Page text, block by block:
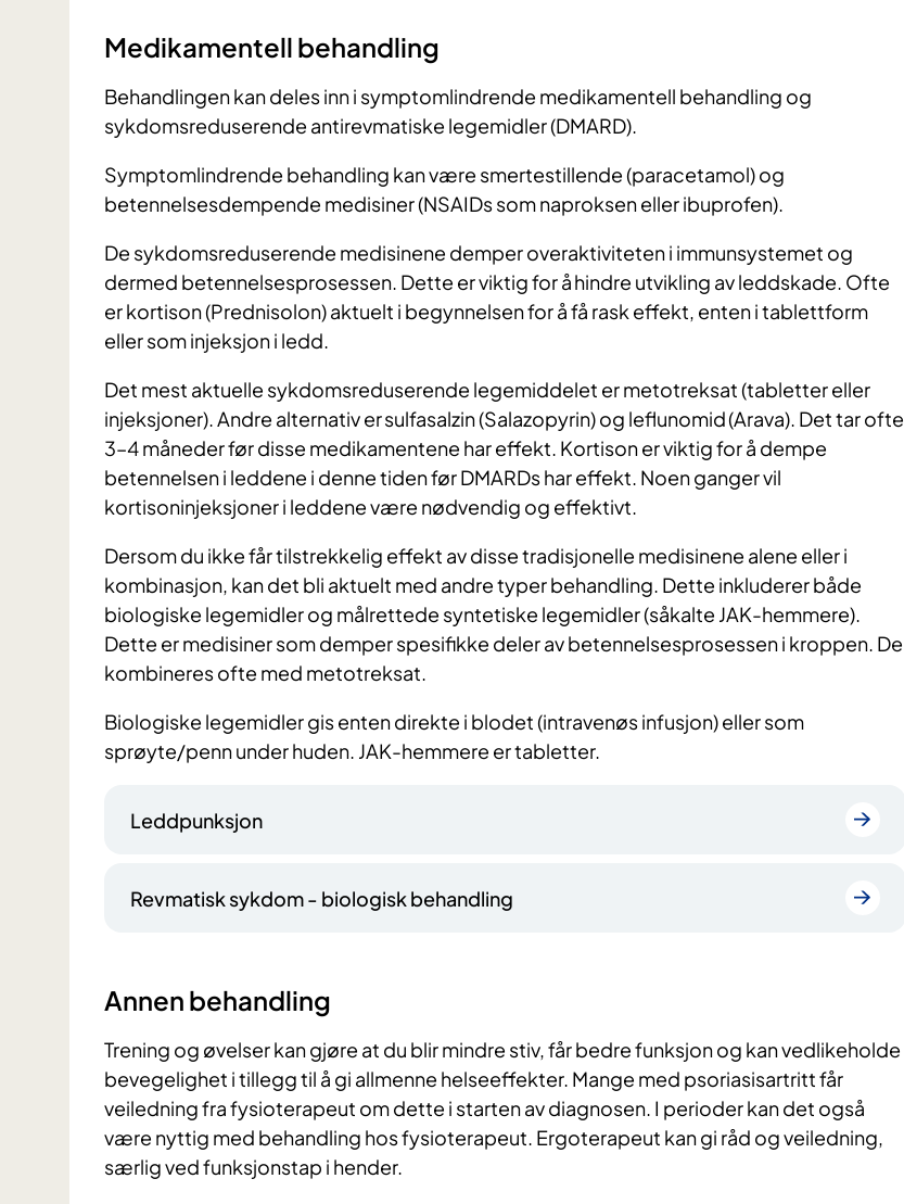
Medikamentell behandling
Behandlingen kan deles inn i symptomlindrende medikamentell behandling og
sykdomsreduserende antirevmatiske legemidler (DMARD).
Symptomlindrende behandling kan være smertestillende (paracetamol) og
betennelsesdempende medisiner (NSAIDs som naproksen eller ibuprofen).
De sykdomsreduserende medisinene demper overaktiviteten i immunsystemet og
dermed betennelsesprosessen. Dette er viktig for å hindre utvikling av leddskade. Ofte
er kortison (Prednisolon) aktuelt i begynnelsen for å få rask effekt, enten i tablettform
eller som injeksjon i ledd.
Det mest aktuelle sykdomsreduserende legemiddelet er metotreksat (tabletter eller
injeksjoner). Andre alternativ er sulfasalzin (Salazopyrin) og leflunomid (Arava). Det tar ofte
3–4 måneder før disse medikamentene har effekt. Kortison er viktig for å dempe
betennelsen i leddene i denne tiden før DMARDs har effekt. Noen ganger vil
kortisoninjeksjoner i leddene være nødvendig og effektivt.
Dersom du ikke får tilstrekkelig effekt av disse tradisjonelle medisinene alene eller i
kombinasjon, kan det bli aktuelt med andre typer behandling. Dette inkluderer både
biologiske legemidler og målrettede syntetiske legemidler (såkalte JAK-hemmere).
Dette er medisiner som demper spesifikke deler av betennelsesprosessen i kroppen. De
kombineres ofte med metotreksat.
Biologiske legemidler gis enten direkte i blodet (intravenøs infusjon) eller som
sprøyte/penn under huden. JAK-hemmere er tabletter.
Leddpunksjon
Revmatisk sykdom - biologisk behandling
Annen behandling
Trening og øvelser kan gjøre at du blir mindre stiv, får bedre funksjon og kan vedlikeholde
bevegelighet i tillegg til å gi allmenne helseeffekter. Mange med psoriasisartritt får
veiledning fra fysioterapeut om dette i starten av diagnosen. I perioder kan det også
være nyttig med behandling hos fysioterapeut. Ergoterapeut kan gi råd og veiledning,
særlig ved funksjonstap i hender.